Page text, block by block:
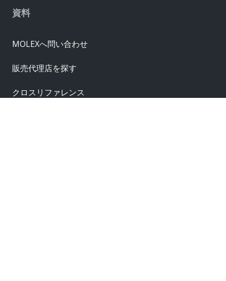
資料
MOLEXへ問い合わせ
販売代理店を探す
クロスリファレンス